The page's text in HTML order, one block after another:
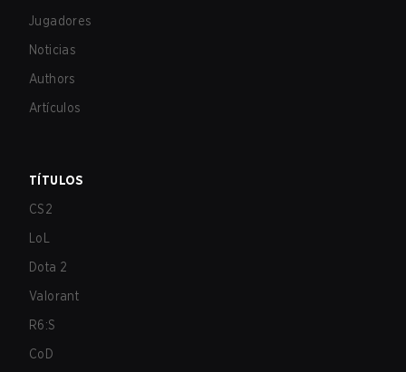
Jugadores
Noticias
Authors
Artículos
TÍTULOS
CS2
LoL
Dota 2
Valorant
R6:S
CoD